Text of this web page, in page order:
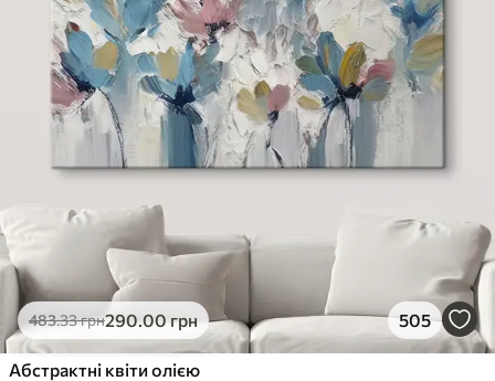
483.33грн290.00грн 505
Абстрактні квіти олією